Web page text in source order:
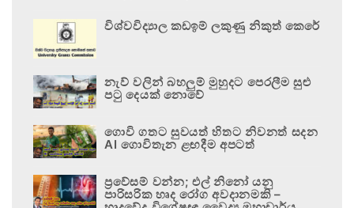
විශ්වවිද්‍යාල කඩඉම් ලකුණු නිකුත් කෙරේ
නැව් වලින් බහලුම් මුහුදට පෙරලීම සුළු
පටු දෙයක් නොවේ
ගොවි ගතට සුවයත් හිතට නිවනත් සදන
AI ගොවිතැන ළඟදීම අපටත්
ප්‍රවේසම් වන්න; එල් නිනෝ යනු
පාරිසරික හෘද රෝග අවදානමකි –